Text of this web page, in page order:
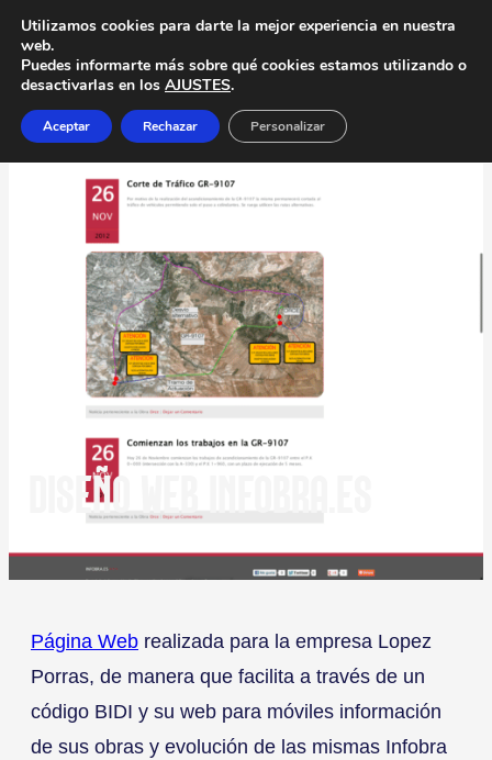
DISEÑO WEB INFOBRA.ES
Página Web realizada para la empresa Lopez
Porras, de manera que facilita a través de un
código BIDI y su web para móviles información
de sus obras y evolución de las mismas Infobra
Utilizamos cookies para darte la mejor experiencia en nuestra
web.
Puedes informarte más sobre qué cookies estamos utilizando o
desactivarlas en los AJUSTES.
Aceptar Rechazar Personalizar